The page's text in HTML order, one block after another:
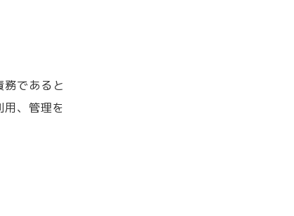
であると
、管理を